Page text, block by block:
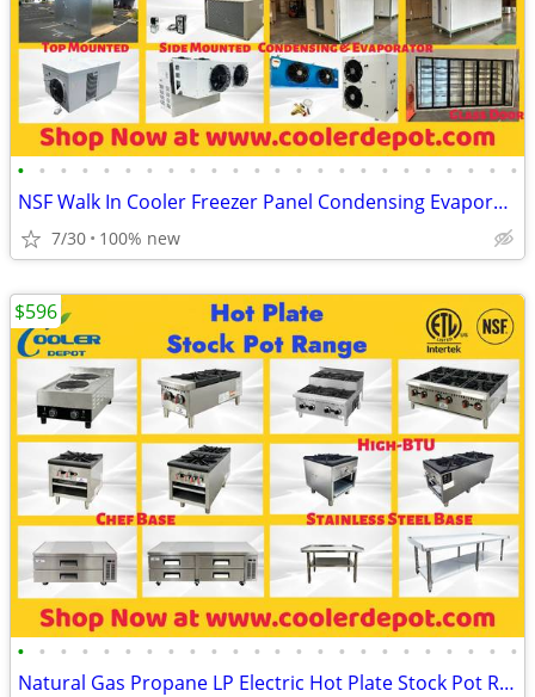
• • • • • • • • • • • • • • • • • • • • • • • •
NSF Walk In Cooler Freezer Panel Condensing Evaporator Cooling System
7/30 100% new
• • • • • • • • • • • • • • • • • • • • • • • •
Natural Gas Propane LP Electric Hot Plate Stock Pot Range
$596